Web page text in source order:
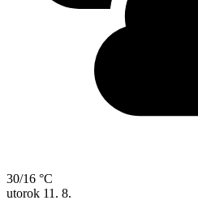
30/16 °C
utorok 11. 8.